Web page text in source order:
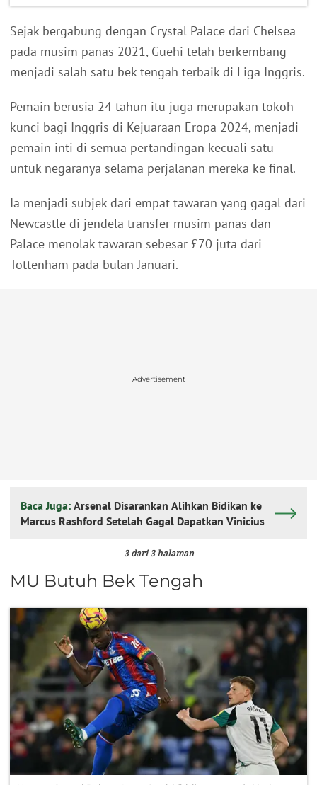
Sejak bergabung dengan Crystal Palace dari Chelsea
pada musim panas 2021, Guehi telah berkembang
menjadi salah satu bek tengah terbaik di Liga Inggris.
Pemain berusia 24 tahun itu juga merupakan tokoh
kunci bagi Inggris di Kejuaraan Eropa 2024, menjadi
pemain inti di semua pertandingan kecuali satu
untuk negaranya selama perjalanan mereka ke final.
Ia menjadi subjek dari empat tawaran yang gagal dari
Newcastle di jendela transfer musim panas dan
Palace menolak tawaran sebesar £70 juta dari
Tottenham pada bulan Januari.
Advertisement
Baca Juga: Arsenal Disarankan Alihkan Bidikan ke
Marcus Rashford Setelah Gagal Dapatkan Vinicius
3 dari 3 halaman
MU Butuh Bek Tengah